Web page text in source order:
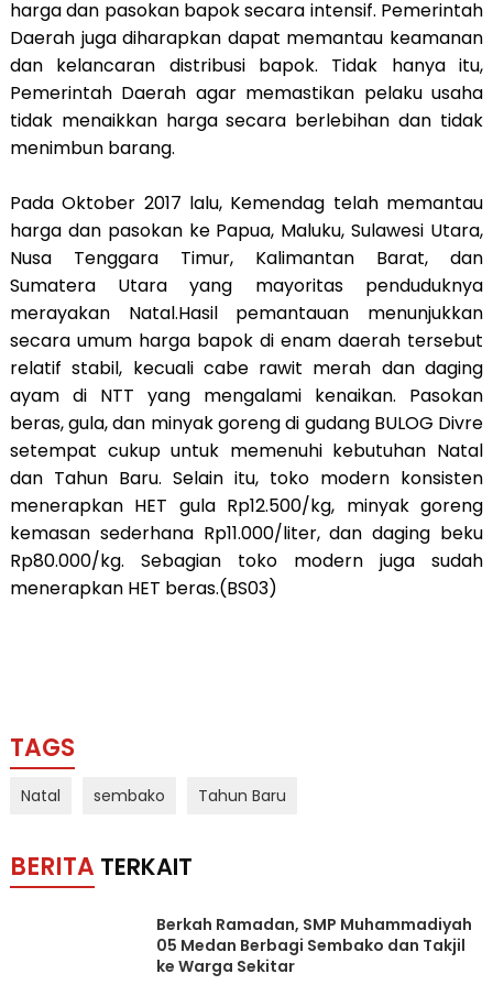
harga dan pasokan bapok secara intensif. Pemerintah
Daerah juga diharapkan dapat memantau keamanan
dan kelancaran distribusi bapok. Tidak hanya itu,
Pemerintah Daerah agar memastikan pelaku usaha
tidak menaikkan harga secara berlebihan dan tidak
menimbun barang.
Pada Oktober 2017 lalu, Kemendag telah memantau
harga dan pasokan ke Papua, Maluku, Sulawesi Utara,
Nusa Tenggara Timur, Kalimantan Barat, dan
Sumatera Utara yang mayoritas penduduknya
merayakan Natal.Hasil pemantauan menunjukkan
secara umum harga bapok di enam daerah tersebut
relatif stabil, kecuali cabe rawit merah dan daging
ayam di NTT yang mengalami kenaikan. Pasokan
beras, gula, dan minyak goreng di gudang BULOG Divre
setempat cukup untuk memenuhi kebutuhan Natal
dan Tahun Baru. Selain itu, toko modern konsisten
menerapkan HET gula Rp12.500/kg, minyak goreng
kemasan sederhana Rp11.000/liter, dan daging beku
Rp80.000/kg. Sebagian toko modern juga sudah
menerapkan HET beras.(BS03)
TAGS
Natal sembako Tahun Baru
BERITA TERKAIT
Berkah Ramadan, SMP Muhammadiyah
05 Medan Berbagi Sembako dan Takjil
ke Warga Sekitar